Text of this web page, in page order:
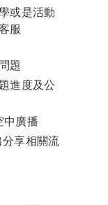
或是活動
服
題
進度及公
廣播
享相關流